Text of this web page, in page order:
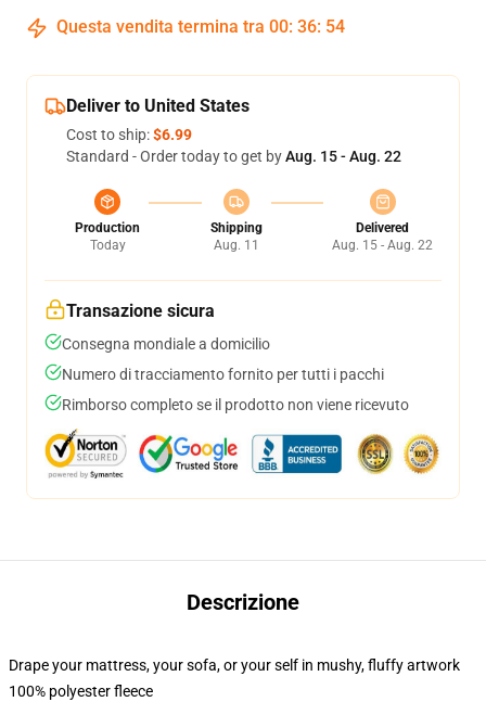
Questa vendita termina tra 00: 36: 53
Deliver to United States
Cost to ship:$6.99
Standard - Order today to get byAug. 15 - Aug. 22
Production
Today
Shipping
Aug. 11
Delivered
Aug. 15 - Aug. 22
Transazione sicura
Consegna mondiale a domicilio
Numero di tracciamento fornito per tutti i pacchi
Rimborso completo se il prodotto non viene ricevuto
Descrizione
Drape your mattress, your sofa, or your self in mushy, fluffy artwork
100% polyester fleece